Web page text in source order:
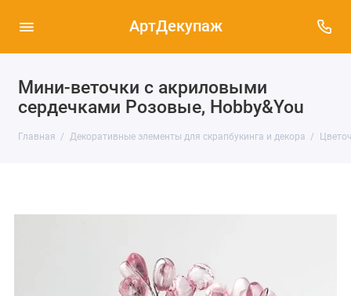
АртДекупаж
Мини-веточки с акриловыми
сердечками Розовые, Hobby&You
Главная Декоративные элементы для скрапбукинга и декора